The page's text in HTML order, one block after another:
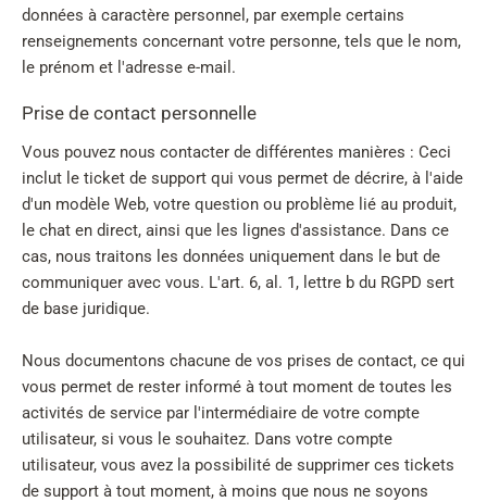
données à caractère personnel, par exemple certains
renseignements concernant votre personne, tels que le nom,
le prénom et l'adresse e-mail.
Prise de contact personnelle
Vous pouvez nous contacter de différentes manières : Ceci
inclut le ticket de support qui vous permet de décrire, à l'aide
d'un modèle Web, votre question ou problème lié au produit,
le chat en direct, ainsi que les lignes d'assistance. Dans ce
cas, nous traitons les données uniquement dans le but de
communiquer avec vous. L'art. 6, al. 1, lettre b du RGPD sert
de base juridique.
Nous documentons chacune de vos prises de contact, ce qui
vous permet de rester informé à tout moment de toutes les
activités de service par l'intermédiaire de votre compte
utilisateur, si vous le souhaitez. Dans votre compte
utilisateur, vous avez la possibilité de supprimer ces tickets
de support à tout moment, à moins que nous ne soyons